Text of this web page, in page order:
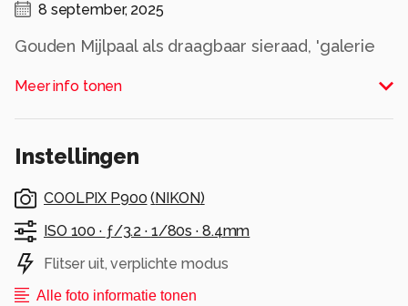
8 september, 2025
Gouden Mijlpaal als draagbaar sieraad, 'galerie
Meer info tonen
Instellingen
COOLPIX P900 ( NIKON)
ISO 100 · ƒ/3.2 · 1/80s · 8.4mm
Flitser uit, verplichte modus
Alle foto informatie tonen